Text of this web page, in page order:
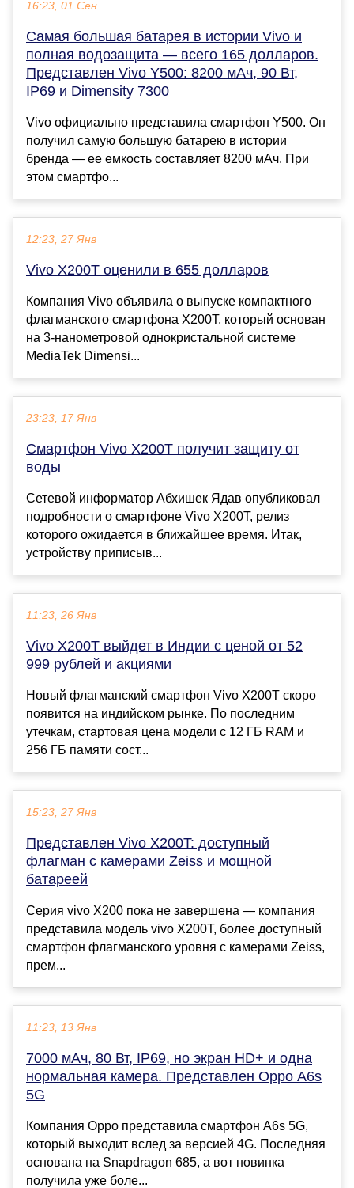
16:23, 01 Сен
Самая большая батарея в истории Vivo и
полная водозащита — всего 165 долларов.
Представлен Vivo Y500: 8200 мАч, 90 Вт,
IP69 и Dimensity 7300
Vivo официально представила смартфон Y500. Он
получил самую большую батарею в истории
бренда — ее емкость составляет 8200 мАч. При
этом смартфо...
12:23, 27 Янв
Vivo X200T оценили в 655 долларов
Компания Vivo объявила о выпуске компактного
флагманского смартфона X200T, который основан
на 3-нанометровой однокристальной системе
MediaTek Dimensi...
23:23, 17 Янв
Смартфон Vivo X200T получит защиту от
воды
Сетевой информатор Абхишек Ядав опубликовал
подробности о смартфоне Vivo X200T, релиз
которого ожидается в ближайшее время. Итак,
устройству приписыв...
11:23, 26 Янв
Vivo X200T выйдет в Индии с ценой от 52
999 рублей и акциями
Новый флагманский смартфон Vivo X200T скоро
появится на индийском рынке. По последним
утечкам, стартовая цена модели с 12 ГБ RAM и
256 ГБ памяти сост...
15:23, 27 Янв
Представлен Vivo X200T: доступный
флагман с камерами Zeiss и мощной
батареей
Серия vivo X200 пока не завершена — компания
представила модель vivo X200T, более доступный
смартфон флагманского уровня с камерами Zeiss,
прем...
11:23, 13 Янв
7000 мАч, 80 Вт, IP69, но экран HD+ и одна
нормальная камера. Представлен Oppo A6s
5G
Компания Oppo представила смартфон A6s 5G,
который выходит вслед за версией 4G. Последняя
основана на Snapdragon 685, а вот новинка
получила уже боле...